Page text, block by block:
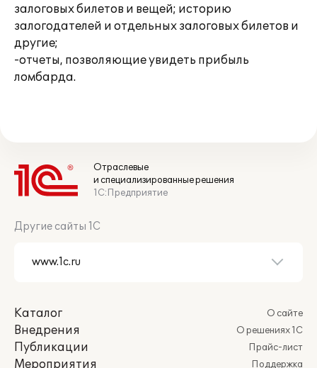
залоговых билетов и вещей; историю
залогодателей и отдельных залоговых билетов и
другие;
-отчеты, позволяющие увидеть прибыль
ломбарда.
Отраслевые
и специализированные решения
1С:Предприятие
Другие сайты 1С
Каталог
Внедрения
Публикации
Мероприятия
О сайте
О решениях 1С
Прайс-лист
Поддержка